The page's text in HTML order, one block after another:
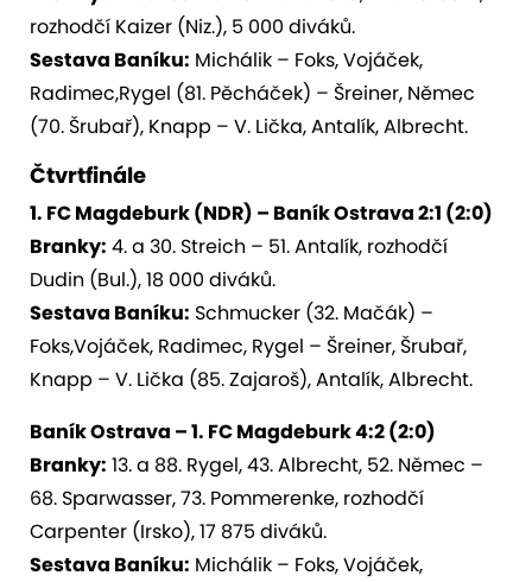
rozhodčí Kaizer (Niz.), 5 000 diváků.
Sestava Baníku: Michálik – Foks, Vojáček,
Radimec,Rygel (81. Pěcháček) – Šreiner, Němec
(70. Šrubař), Knapp – V. Lička, Antalík, Albrecht.
Čtvrtfinále
1. FC Magdeburk (NDR) – Baník Ostrava 2:1 (2:0)
Branky: 4. a 30. Streich – 51. Antalík, rozhodčí
Dudin (Bul.), 18 000 diváků.
Sestava Baníku: Schmucker (32. Mačák) –
Foks,Vojáček, Radimec, Rygel – Šreiner, Šrubař,
Knapp – V. Lička (85. Zajaroš), Antalík, Albrecht.
Baník Ostrava – 1. FC Magdeburk 4:2 (2:0)
Branky: 13. a 88. Rygel, 43. Albrecht, 52. Němec –
68. Sparwasser, 73. Pommerenke, rozhodčí
Carpenter (Irsko), 17 875 diváků.
Sestava Baníku: Michálik – Foks, Vojáček,